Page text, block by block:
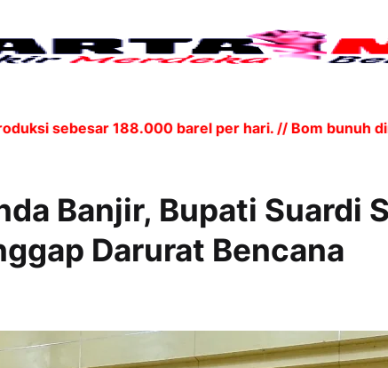
188.000 barel per hari. // Bom bunuh diri
Banjir, Bupati Suardi
Darurat Bencana